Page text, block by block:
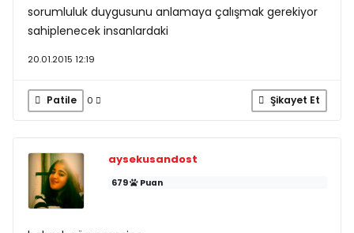
sorumluluk duygusunu anlamaya çalışmak gerekiyor
sahiplenecek insanlardaki
20.01.2015 12:19
Patile 0 Şikayet Et
aysekusandost
679 Puan